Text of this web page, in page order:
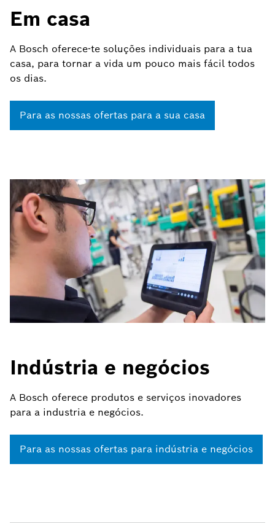
Em casa
A Bosch oferece-te soluções individuais para a tua
casa, para tornar a vida um pouco mais fácil todos
os dias.
Para as nossas ofertas para a sua casa
Indústria e negócios
A Bosch oferece produtos e serviços inovadores
para a industria e negócios.
Para as nossas ofertas para indústria e negócios